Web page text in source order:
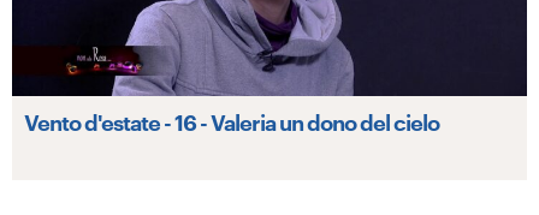
Vento d'estate - 16 - Valeria un dono del cielo